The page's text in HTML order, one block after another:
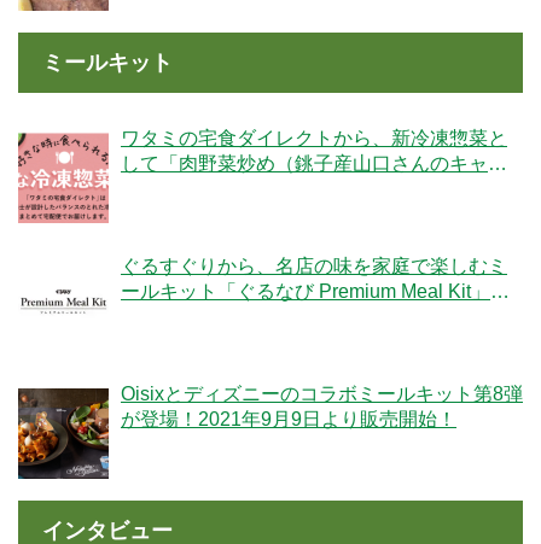
ミールキット
ワタミの宅食ダイレクトから、新冷凍惣菜と
して「肉野菜炒め（銚子産山口さんのキャベ
ぐるすぐりから、名店の味を家庭で楽しむミ
ールキット「ぐるなび Premium Meal Kit」シ
Oisixとディズニーのコラボミールキット第8弾
が登場！2021年9月9日より販売開始！
インタビュー